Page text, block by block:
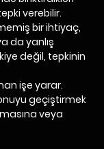
verebilir.
bir ihtiyaç,
da yanlış
değil, tepkinin
işe yarar.
geçiştirmek
veya